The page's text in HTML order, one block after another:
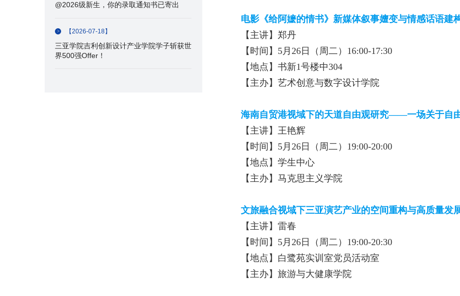
电影《给阿嬷的情书》新媒体叙事嬗变与情感话语建
【主讲】郑丹
【时间】5月26日（周二）16:00-17:30
【地点】书新1号楼中304
【主办】艺术创意与数字设计学院
海南自贸港视域下的天道自由观研究——一场关于自
【主讲】王艳辉
【时间】5月26日（周二）19:00-20:00
【地点】学生中心
【主办】马克思主义学院
文旅融合视域下三亚演艺产业的空间重构与高质量发
【主讲】雷春
【时间】5月26日（周二）19:00-20:30
【地点】白鹭苑实训室党员活动室
【主办】旅游与大健康学院
@2026级新生，你的录取通知书已寄出
【2026-07-18】
三亚学院吉利创新设计产业学院学子斩获世
界500强Offer！